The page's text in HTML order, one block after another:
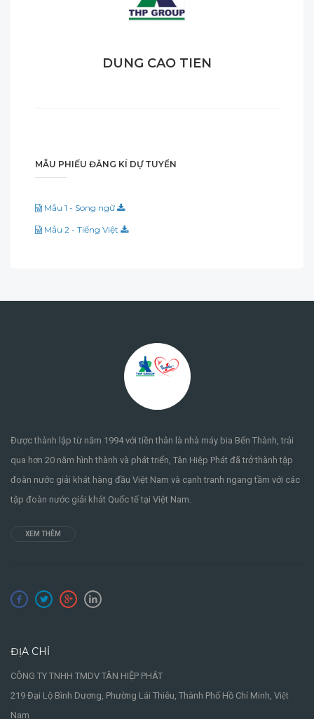
DUNG CAO TIEN
MẪU PHIẾU ĐĂNG KÍ DỰ TUYỂN
Mẫu 1 - Song ngữ
Mẫu 2 - Tiếng Việt
Được thành lập từ năm 1994 với tiền thân là nhà máy bia Bến Thành, trải
qua hơn 20 năm hình thành và phát triển, Tân Hiệp Phát đã trở thành tập
đoàn nước giải khát hàng đầu Việt Nam và cạnh tranh ngang tầm với các
tập đoàn nước giải khát Quốc tế tại Việt Nam.
XEM THÊM
ĐỊA CHỈ
CÔNG TY TNHH TMDV TÂN HIỆP PHÁT
219 Đại Lộ Bình Dương, Phường Lái Thiêu, Thành Phố Hồ Chí Minh, Việt
Nam